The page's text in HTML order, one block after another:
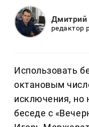
Дмитрий
редактор
Использовать
октановым
исключения, но
беседе с